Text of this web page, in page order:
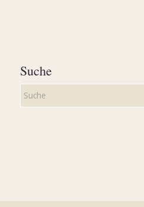
Suche